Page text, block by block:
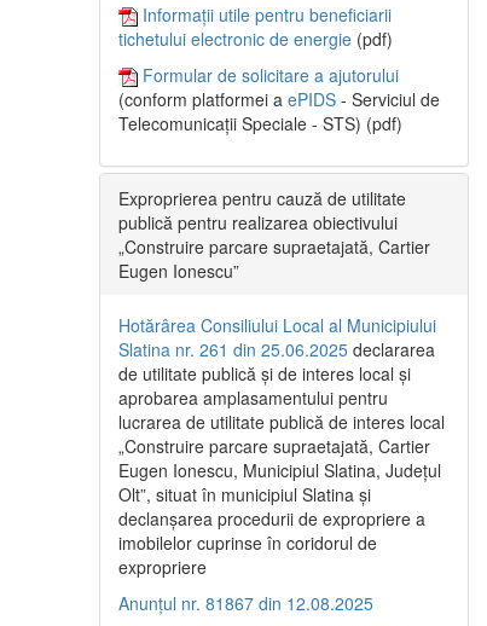
Informații utile pentru beneficiarii
tichetului electronic de energie (pdf)
Formular de solicitare a ajutorului
(conform platformei a ePIDS - Serviciul de
Telecomunicații Speciale - STS) (pdf)
Exproprierea pentru cauză de utilitate
publică pentru realizarea obiectivului
„Construire parcare supraetajată, Cartier
Eugen Ionescu”
Hotărârea Consiliului Local al Municipiului
Slatina nr. 261 din 25.06.2025 declararea
de utilitate publică și de interes local și
aprobarea amplasamentului pentru
lucrarea de utilitate publică de interes local
„Construire parcare supraetajată, Cartier
Eugen Ionescu, Municipiul Slatina, Județul
Olt”, situat în municipiul Slatina și
declanșarea procedurii de expropriere a
imobilelor cuprinse în coridorul de
expropriere
Anunțul nr. 81867 din 12.08.2025